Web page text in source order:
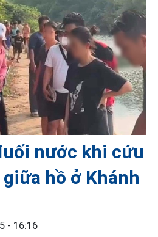
nước khi cứu
hồ ở Khánh
- 16:16